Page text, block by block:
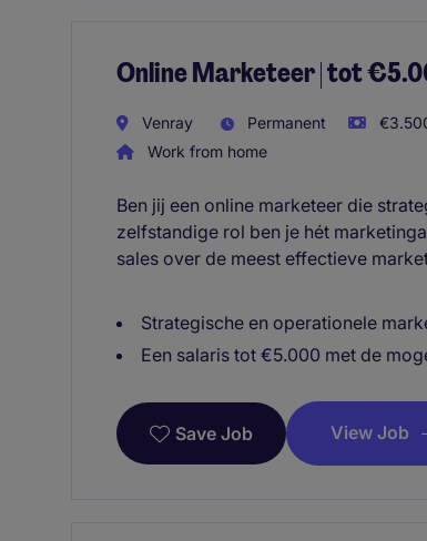
Online Marketeer | tot
Venray Permanent
Work from home
Ben jij een online marketeer die
zelfstandige rol ben je hét
sales over de meest effectieve
Strategische en operationele
Een salaris tot €5.000 met de
Save Job View Job